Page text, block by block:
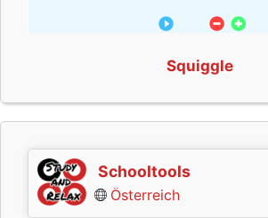
Squiggle
Schooltools
Österreich